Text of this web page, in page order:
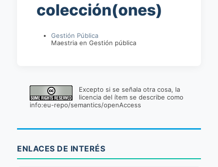
colección(ones)
Gestión Pública
Maestria en Gestión pública
Excepto si se señala otra cosa, la
licencia del ítem se describe como
info:eu-repo/semantics/openAccess
ENLACES DE INTERÉS